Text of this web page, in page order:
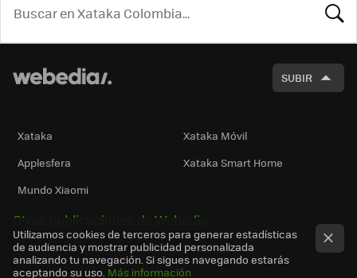
SUBIR
Xataka
Xataka Móvil
Applesfera
Xataka Smart Home
Mundo Xiaomi
Otras publicaciones de Webedia
Utilizamos cookies de terceros para generar estadísticas
de audiencia y mostrar publicidad personalizada
analizando tu navegación. Si sigues navegando estarás
aceptando su uso. Más información